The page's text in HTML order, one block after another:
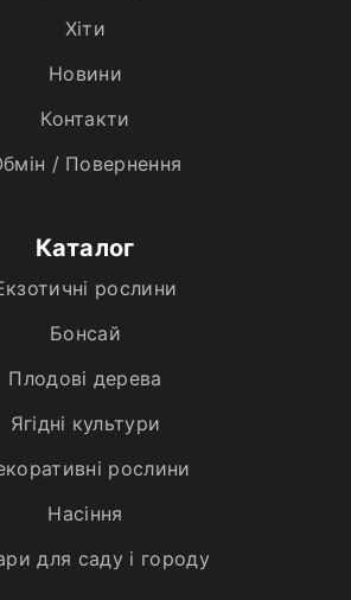
Хiти
Новини
Контакти
/ Повернення
Каталог
рослини
Бонсай
Плодові дерева
Ягідні культури
рослини
Насіння
для саду і городу